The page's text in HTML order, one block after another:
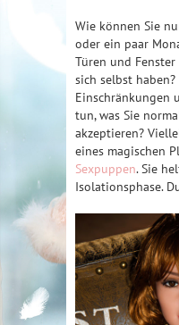
Wie können Sie
oder ein paar
Türen und
sich selbst
Einschränkungen
tun, was Sie
akzeptieren?
eines magischen
Sexpuppen. Sie
Isolationsphase.